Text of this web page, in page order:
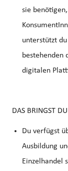
sie
unterstützt
bestehenden
digitalen
DAS BRINGST
Du verfügst
Ausbildung
Einzelhandel